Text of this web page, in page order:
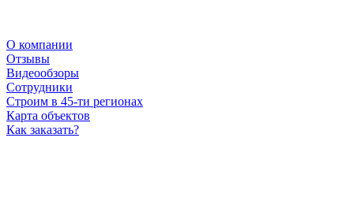
О компании
Отзывы
Видеообзоры
Сотрудники
Строим в 45-ти регионах
Карта объектов
Как заказать?